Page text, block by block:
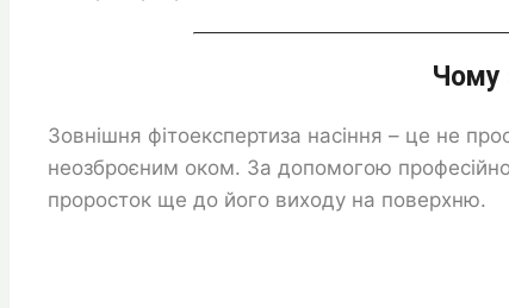
Чому
Зовнішня фітоекспертиза насіння – це не
неозброєним оком. За допомогою
проросток ще до його виходу на поверхню.